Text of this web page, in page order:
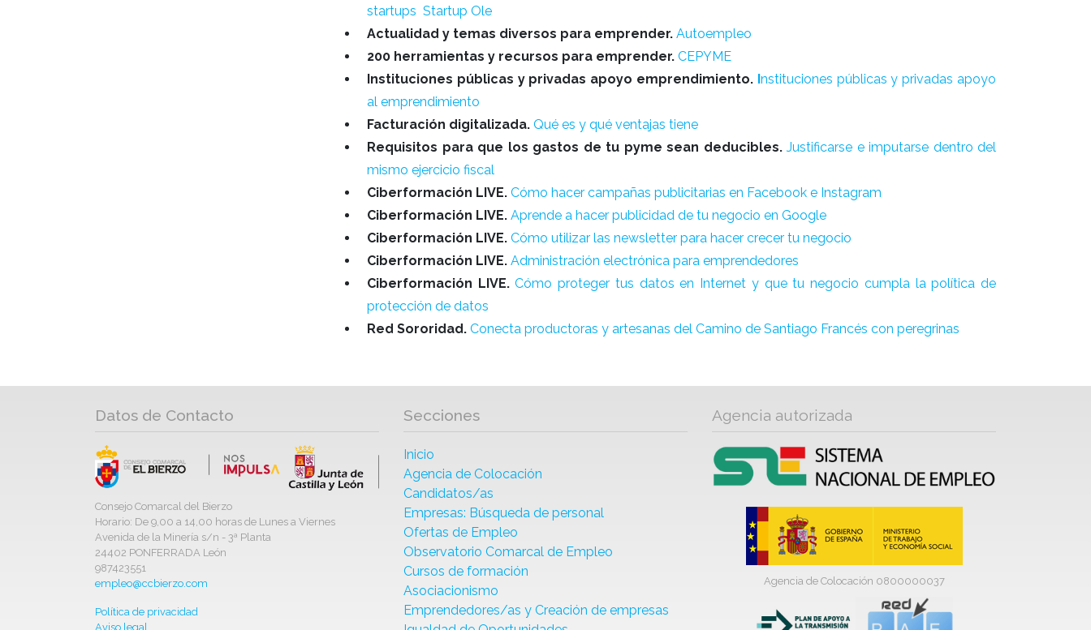
startups Startup Ole
Actualidad y temas diversos para emprender. Autoempleo
200 herramientas y recursos para emprender. CEPYME
Instituciones públicas y privadas apoyo emprendimiento. Instituciones públicas y privadas apoyo
al emprendimiento
Facturación digitalizada. Qué es y qué ventajas tiene
Requisitos para que los gastos de tu pyme sean deducibles. Justificarse e imputarse dentro del
mismo ejercicio fiscal
Ciberformación LIVE. Cómo hacer campañas publicitarias en Facebook e Instagram
Ciberformación LIVE. Aprende a hacer publicidad de tu negocio en Google
Ciberformación LIVE. Cómo utilizar las newsletter para hacer crecer tu negocio
Ciberformación LIVE. Administración electrónica para emprendedores
Ciberformación LIVE.Cómo proteger tus datos en Internet y que tu negocio cumpla la política de
protección de datos
Red Sororidad. Conecta productoras y artesanas del Camino de Santiago Francés con peregrinas
Datos de Contacto
Consejo Comarcal del Bierzo
Horario: De 9,00 a 14,00 horas de Lunes a Viernes
Avenida de la Minería s/n - 3ª Planta
24402 PONFERRADA León
987423551
empleo@ccbierzo.com
Política de privacidad
Aviso legal
Secciones
Inicio
Agencia de Colocación
Candidatos/as
Empresas: Búsqueda de personal
Ofertas de Empleo
Observatorio Comarcal de Empleo
Cursos de formación
Asociacionismo
Emprendedores/as y Creación de empresas
Agencia autorizada
Agencia de Colocación 0800000037